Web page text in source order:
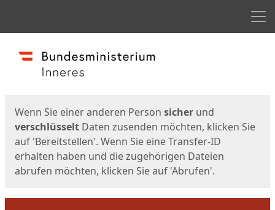
Start
Wenn Sie einer anderen Person sicher und
verschlüsselt Daten zusenden möchten, klicken Sie
auf 'Bereitstellen'. Wenn Sie eine Transfer-ID
erhalten haben und die zugehörigen Dateien
abrufen möchten, klicken Sie auf 'Abrufen'.